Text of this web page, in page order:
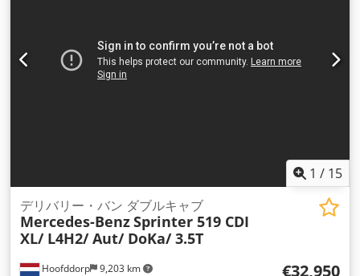
1 / 15
Hoofddorp 9,203 km
デリバリー・バン ダブルキャブ
Mercedes-BenzSprinter 519 CDI
XL/ L4H2/ Aut/ DoKa/ 3.5T
€32,950